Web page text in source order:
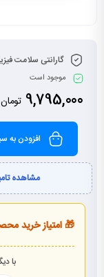
گارانتی سلامت
موجود است
9,795,000 تومان
افزودن به
مشاهده
🎁 امتیاز خرید
با